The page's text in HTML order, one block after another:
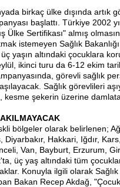
birkaç ülke dışında artık
başlattı. Türkiye 2002
Ülke Sertifikası" almış
istemeyen Sağlık
yaşın altındaki çocuklara
ikinci turu da 6-12 ekim
görevli sağlık
Sağlık görevlileri
kesme şekerin üzerine
bölgeler olarak belirlenen;
Diyarbakır, Hakkari, Iğdır,
Van, Bayburt, Erzurum,
üç yaş altındaki tüm
Konuyla ilgili olarak Sağlık
Bakan Recep Akdağ,